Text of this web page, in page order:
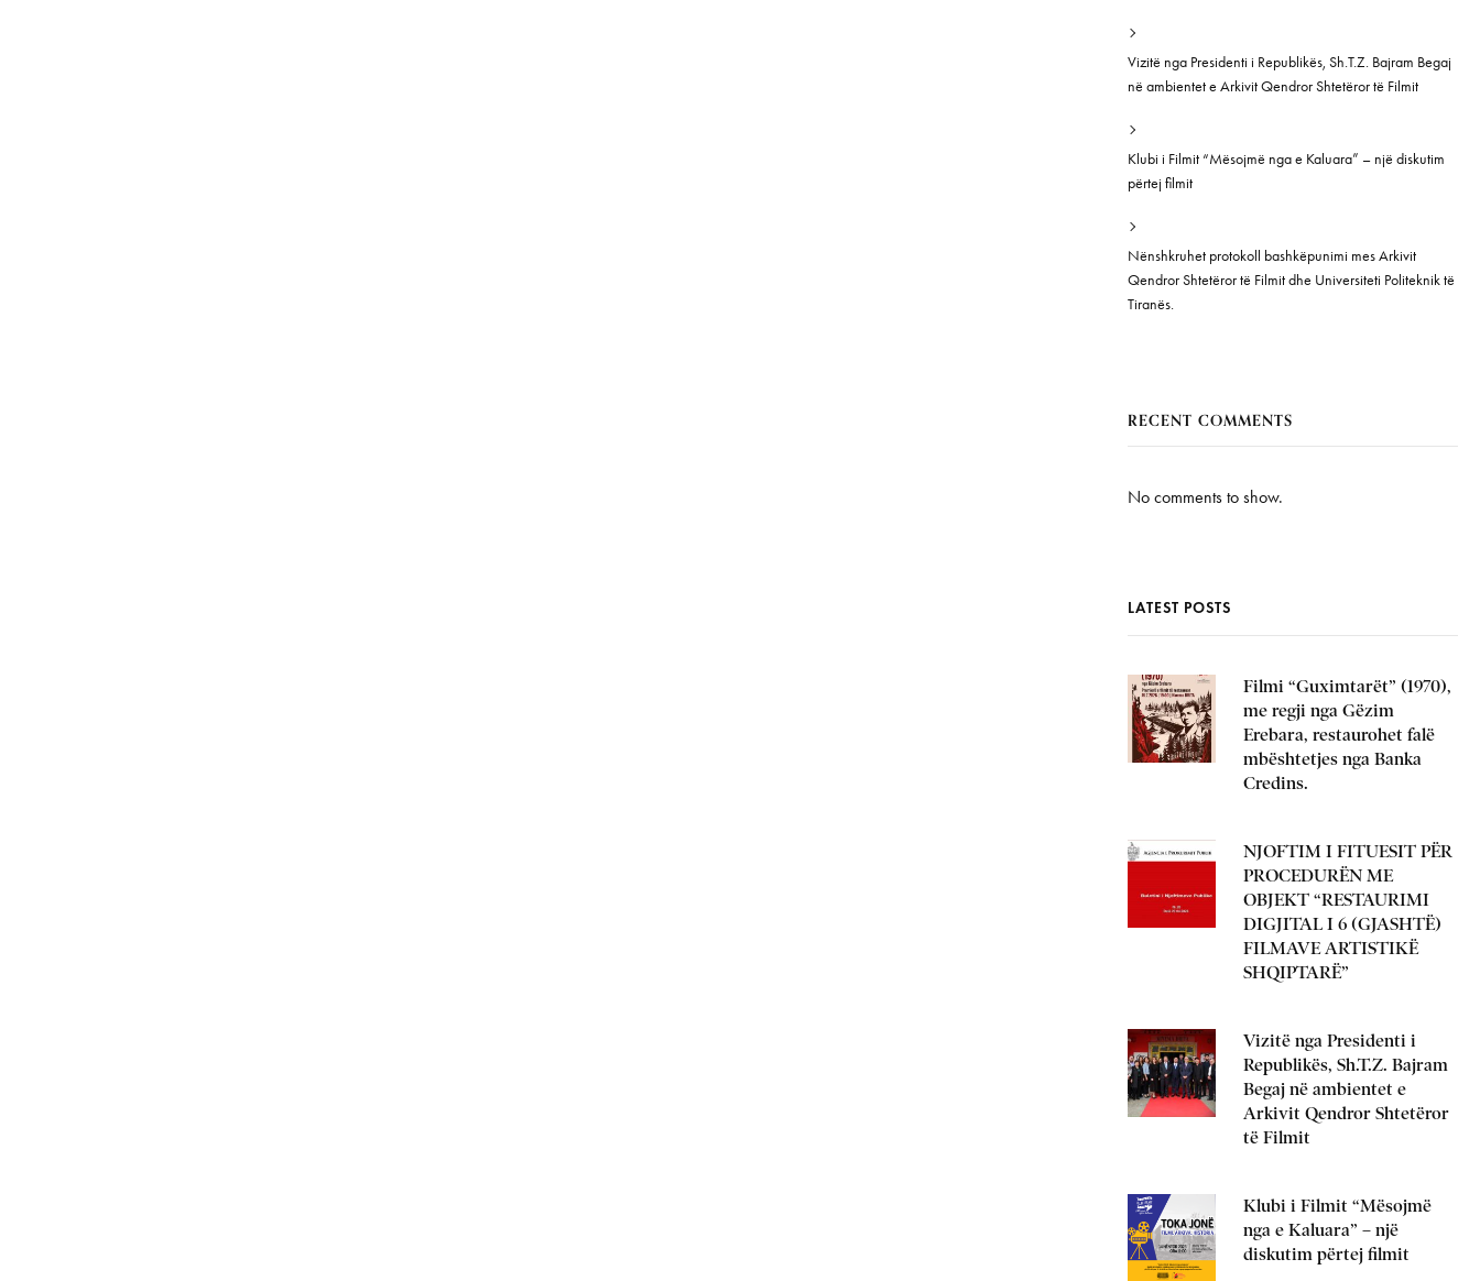
Vizitë nga Presidenti i Republikës, Sh.T.Z. Bajram Begaj
në ambientet e Arkivit Qendror Shtetëror të Filmit
Klubi i Filmit “Mësojmë nga e Kaluara” – një diskutim
përtej filmit
Nënshkruhet protokoll bashkëpunimi mes Arkivit
Qendror Shtetëror të Filmit dhe Universiteti Politeknik të
Tiranës.
RECENT COMMENTS
No comments to show.
LATEST POSTS
Filmi “Guximtarët” (1970),
me regji nga Gëzim
Erebara, restaurohet falë
mbështetjes nga Banka
Credins.
NJOFTIM I FITUESIT PËR
PROCEDURËN ME
OBJEKT “RESTAURIMI
DIGJITAL I 6 (GJASHTË)
FILMAVE ARTISTIKË
SHQIPTARË”
Vizitë nga Presidenti i
Republikës, Sh.T.Z. Bajram
Begaj në ambientet e
Arkivit Qendror Shtetëror
të Filmit
Klubi i Filmit “Mësojmë
nga e Kaluara” – një
diskutim përtej filmit